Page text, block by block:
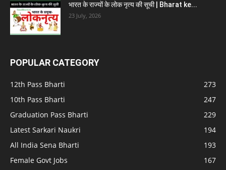
भारत के राज्यों के लोक नृत्य की सूची | Bharat ke...
23 July, 2026
POPULAR CATEGORY
12th Pass Bharti
273
10th Pass Bharti
247
Graduation Pass Bharti
229
Latest Sarkari Naukri
194
All India Sena Bharti
193
Female Govt Jobs
167